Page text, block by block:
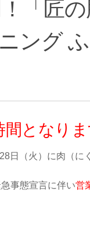
「匠
ング
となりま
日（火）に肉（に
事態宣言に伴い営